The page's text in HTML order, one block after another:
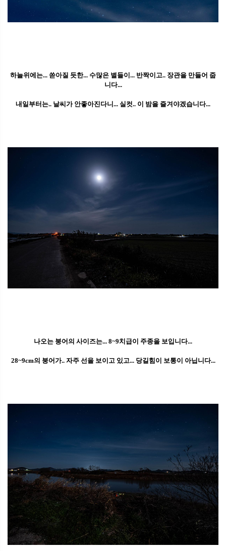
하늘위에는... 쏟아질 듯한... 수많은 별들이... 반짝이고.. 장관을 만들어 줍
니다...
내일부터는.. 날씨가 안좋아진다니... 실컷.. 이 밤을 즐겨야겠습니다...
나오는 붕어의 사이즈는... 8~9치급이 주종을 보입니다...
28~9cm의 붕어가.. 자주 선을 보이고 있고... 당길힘이 보통이 아닙니다...